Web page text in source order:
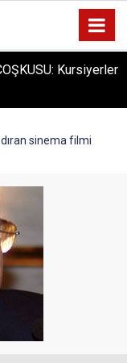
Kursiyerler
sinema filmi